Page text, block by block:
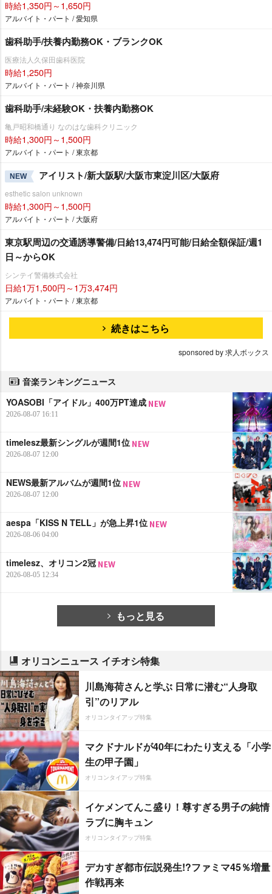
時給1,350円～1,650円
アルバイト・パート / 愛知県
歯科助手/扶養内勤務OK・ブランクOK
医療法人久保田歯科医院
時給1,250円
アルバイト・パート / 神奈川県
歯科助手/未経験OK・扶養内勤務OK
亀戸昭和橋通り なのはな歯科クリニック
時給1,300円～1,500円
アルバイト・パート / 東京都
NEW アイリスト/新大阪駅/大阪市東淀川区/大阪府
esthetic salon unknown
時給1,300円～1,500円
アルバイト・パート / 大阪府
東京駅周辺の交通誘導警備/日給13,474円可能/日給全額保証/週1
日～からOK
シンテイ警備株式会社
日給1万1,500円～1万3,474円
アルバイト・パート / 東京都
続きはこちら
sponsored by 求人ボックス
音楽ランキングニュース
YOASOBI「アイドル」400万PT達成
2026-08-07 16:11
timelesz最新シングルが週間1位
2026-08-07 12:00
NEWS最新アルバムが週間1位
2026-08-07 12:00
aespa「KISS N TELL」が急上昇1位
2026-08-06 04:00
timelesz、オリコン2冠
2026-08-05 12:34
もっと見る
オリコンニュース イチオシ特集
川島海荷さんと学ぶ 日常に潜む“人身取
引”のリアル
オリコンタイアップ特集
マクドナルドが40年にわたり支える「小学
生の甲子園」
オリコンタイアップ特集
イケメンてんこ盛り！尊すぎる男子の純情
ラブに胸キュン
オリコンタイアップ特集
デカすぎ都市伝説発生!?ファミマ45％増量
作戦再来